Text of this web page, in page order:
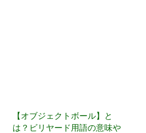
【オブジェクトボール】と
は？ビリヤード用語の意味や